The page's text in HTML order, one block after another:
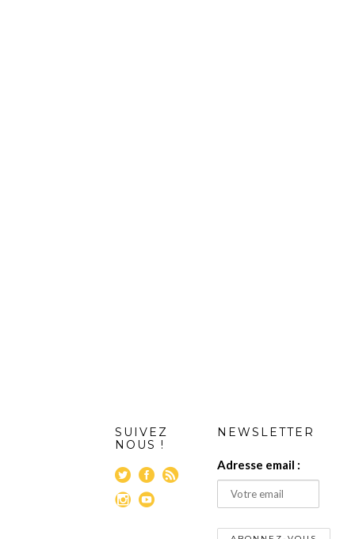
SUIVEZ
NOUS !
NEWSLETTER
Adresse email :